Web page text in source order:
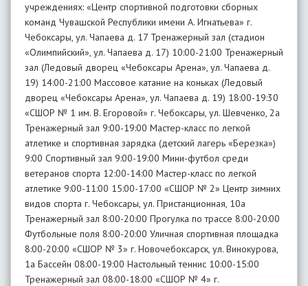
учреждениях: «Центр спортивной подготовки сборных
команд Чувашской Республики имени А. Игнатьева» г.
Чебоксары, ул. Чапаева д. 17 Тренажерный зал (стадион
«Олимпийский», ул. Чапаева д. 17) 10:00-21:00 Тренажерный
зал (Ледовый дворец «Чебоксары Арена», ул. Чапаева д.
19) 14:00-21:00 Массовое катание на коньках (Ледовый
дворец «Чебоксары Арена», ул. Чапаева д. 19) 18:00-19:30
«СШОР № 1 им. В. Егоровой» г. Чебоксары, ул. Шевченко, 2а
Тренажерный зал 9:00-19:00 Мастер-класс по легкой
атлетике и спортивная зарядка (детский лагерь «Березка»)
9:00 Спортивный зал 9:00-19:00 Мини-футбол среди
ветеранов спорта 12:00-14:00 Мастер-класс по легкой
атлетике 9:00-11:00 15:00-17:00 «СШОР № 2» Центр зимних
видов спорта г. Чебоксары, ул. Пристанционная, 10а
Тренажерный зал 8:00-20:00 Прогулка по трассе 8:00-20:00
Футбольные поля 8:00-20:00 Уличная спортивная площадка
8:00-20:00 «СШОР № 3» г. Новочебоксарск, ул. Винокурова,
1а Бассейн 08:00-19:00 Настольный теннис 10:00-15:00
Тренажерный зал 08:00-18:00 «СШОР № 4» г.